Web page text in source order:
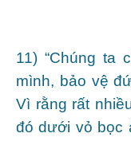
11) “Chúng ta
mình, bảo vệ
Vì rằng rất
đó dưới vỏ bọc